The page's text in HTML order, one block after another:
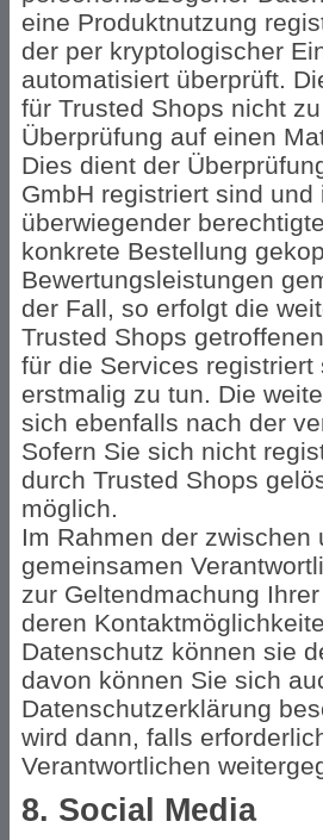
eine Produktnutzung
der per kryptologischer
automatisiert überprüft.
für Trusted Shops nicht
Überprüfung auf einen
Dies dient der
GmbH registriert sind
überwiegender
konkrete Bestellung
Bewertungsleistungen
der Fall, so erfolgt die
Trusted Shops
für die Services
erstmalig zu tun. Die
sich ebenfalls nach der
Sofern Sie sich nicht
durch Trusted Shops
möglich.
Im Rahmen der
gemeinsamen
zur Geltendmachung
deren
Datenschutz können sie
davon können Sie sich
Datenschutzerklärung
wird dann, falls
Verantwortlichen
8. Social Media